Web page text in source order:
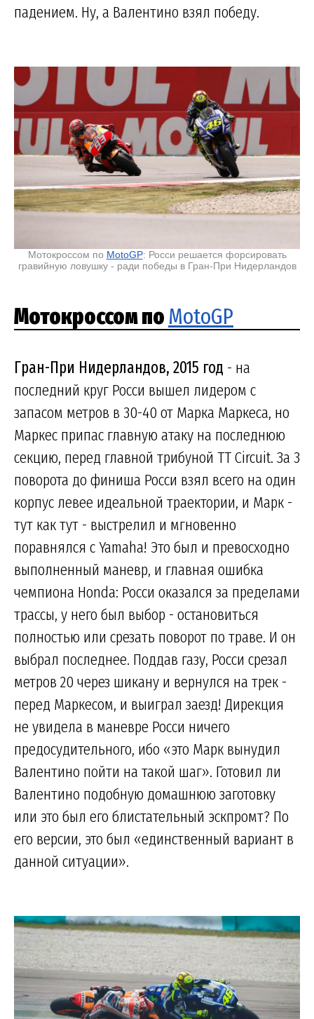
падением. Ну, а Валентино взял победу.
Мотокроссом по MotoGP: Росси решается форсировать
гравийную ловушку - ради победы в Гран-При Нидерландов
Мотокроссом по MotoGP
Гран-При Нидерландов, 2015 год - на
последний круг Росси вышел лидером с
запасом метров в 30-40 от Марка Маркеса, но
Маркес припас главную атаку на последнюю
секцию, перед главной трибуной TT Circuit. За 3
поворота до финиша Росси взял всего на один
корпус левее идеальной траектории, и Марк -
тут как тут - выстрелил и мгновенно
поравнялся с Yamaha! Это был и превосходно
выполненный маневр, и главная ошибка
чемпиона Honda: Росси оказался за пределами
трассы, у него был выбор - остановиться
полностью или срезать поворот по траве. И он
выбрал последнее. Поддав газу, Росси срезал
метров 20 через шикану и вернулся на трек -
перед Маркесом, и выиграл заезд! Дирекция
не увидела в маневре Росси ничего
предосудительного, ибо «это Марк вынудил
Валентино пойти на такой шаг». Готовил ли
Валентино подобную домашнюю заготовку
или это был его блистательный эскпромт? По
его версии, это был «единственный вариант в
данной ситуации».